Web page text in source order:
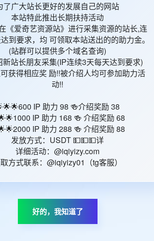
影片地区
瑞典
波兰
马来西亚
新西兰
波兰
墨西哥
了广大站长更好的发展自己的网站
本站特此推出长期扶持活动
《爱奇艺资源站》进行采集资源的站长,连
到要求，均 可领取本站送出的的助力金。
(站群可以提供多个域名查询)
新站长朋友采集(IP连续3天每天达到要求)
获得相应奖 励!!被介绍人均可参加助力活
动!!
IP 助力 98 🍻介绍奖励 38
IP 助力 168 🍻 介绍奖励 68
IP 助力 288 🍻 介绍奖励 88
发放方式：USDT 💵💵💵详
详细活动：@iqiyizy.com
方式联系：@iqiyizy01（tg客服）
好的，我知道了